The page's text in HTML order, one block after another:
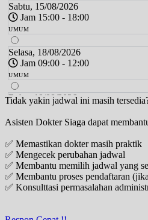
Sabtu, 15/08/2026
Jam 15:00 - 18:00
UMUM
Selasa, 18/08/2026
Jam 09:00 - 12:00
UMUM
Rabu, 19/08/2026
Jam 18:00 - 20:00
UMUM
Jumat, 21/08/2026
Jam 13:00 - 15:00
UMUM
Sabtu, 22/08/2026
Tidak yakin jadwal ini masih
Asisten Dokter Siaga dapat
✅ Memastikan dokter masih praktik
✅ Mengecek perubahan jadwal
✅ Membantu memilih jadwal yang
✅ Membantu proses pendaftaran
✅ Konsulttasi permasalahan